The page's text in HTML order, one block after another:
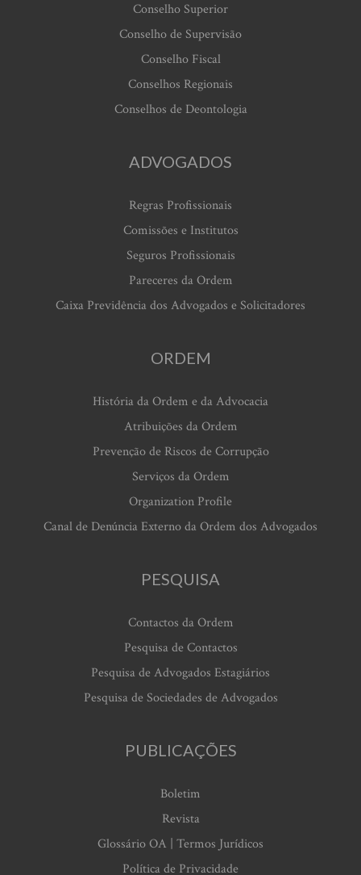
Conselho Superior
Conselho de Supervisão
Conselho Fiscal
Conselhos Regionais
Conselhos de Deontologia
ADVOGADOS
Regras Profissionais
Comissões e Institutos
Seguros Profissionais
Pareceres da Ordem
Caixa Previdência dos Advogados e Solicitadores
ORDEM
História da Ordem e da Advocacia
Atribuições da Ordem
Prevenção de Riscos de Corrupção
Serviços da Ordem
Organization Profile
Canal de Denúncia Externo da Ordem dos Advogados
PESQUISA
Contactos da Ordem
Pesquisa de Contactos
Pesquisa de Advogados Estagiários
Pesquisa de Sociedades de Advogados
PUBLICAÇÕES
Boletim
Revista
Glossário OA | Termos Jurídicos
Política de Privacidade